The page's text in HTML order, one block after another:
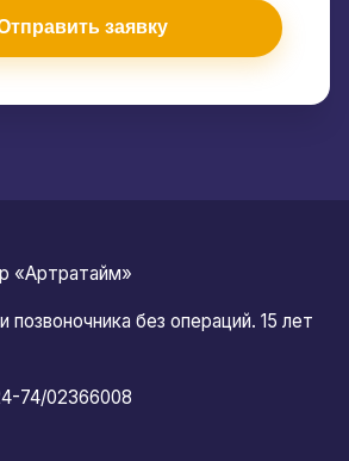
заявку
«Артратайм»
позвоночника без операций. 15 лет
74/02366008